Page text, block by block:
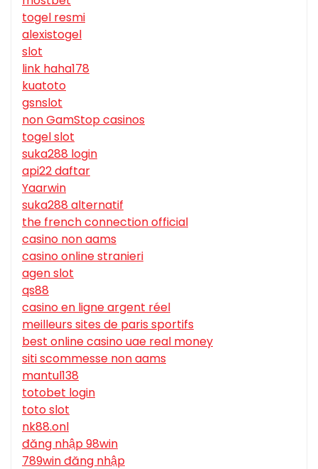
togel resmi
alexistogel
slot
link haha178
kuatoto
gsnslot
non GamStop casinos
togel slot
suka288 login
api22 daftar
Yaarwin
suka288 alternatif
the french connection official
casino non aams
casino online stranieri
agen slot
qs88
casino en ligne argent réel
meilleurs sites de paris sportifs
best online casino uae real money
siti scommesse non aams
mantul138
totobet login
toto slot
nk88.onl
đăng nhập 98win
789win đăng nhập